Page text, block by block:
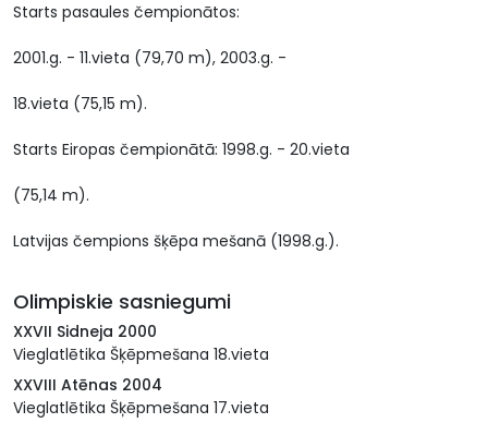
Starts pasaules čempionātos:
2001.g. - 11.vieta (79,70 m), 2003.g. -
18.vieta (75,15 m).
Starts Eiropas čempionātā: 1998.g. - 20.vieta
(75,14 m).
Latvijas čempions šķēpa mešanā (1998.g.).
Olimpiskie sasniegumi
XXVII Sidneja 2000
Vieglatlētika Šķēpmešana 18.vieta
XXVIII Atēnas 2004
Vieglatlētika Šķēpmešana 17.vieta